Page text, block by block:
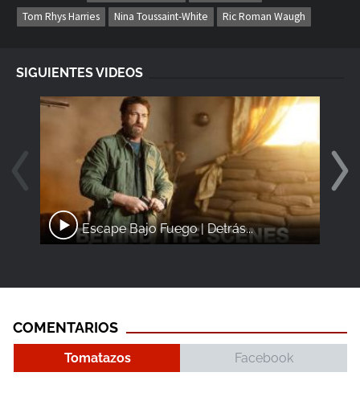
Tom Rhys Harries
Nina Toussaint-White Ric Roman Waugh
SIGUIENTES VIDEOS
Escape Bajo Fuego | Detrás...
COMENTARIOS
Tomatazos Facebook